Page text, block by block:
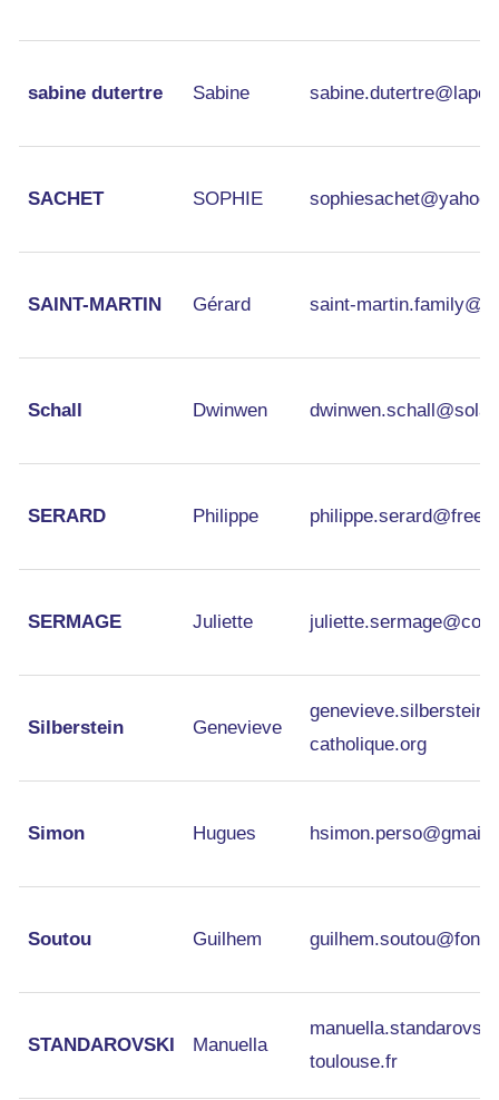
sabine dutertre Sabine
SACHET SOPHIE
SAINT-MARTIN Gérard saint-
Schall Dwinwen
SERARD Philippe
SERMAGE Juliette
Silberstein Genevieve
catholique.org
Simon Hugues
Soutou Guilhem
STANDAROVSKI Manuella
toulouse.fr